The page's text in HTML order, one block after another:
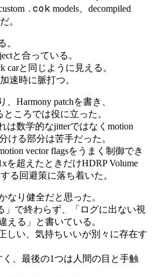
.cok models、decompiled
。
。
と合っている。
carと同じように見える。
速時に脈打つ。
、Harmony patchを書き、
ところでは役に立った。
は数学的なjitterではなくmotion
ける部分は苦手だった。
vector flagsをうまく制御でき
を超えたときだけHDRP Volume
る回避策に落ち着いた。
なり健全だと思った。
」で終わらず、「ログに出ない視
える」と書いている。
しい、気持ちいいが別々に存在す
、最後の1つは人間の目と手触